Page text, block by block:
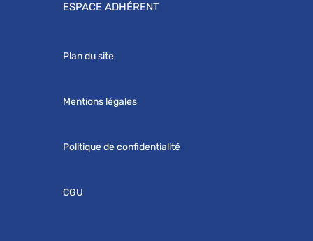
ESPACE ADHÉRENT
Plan du site
Mentions légales
Politique de confidentialité
CGU